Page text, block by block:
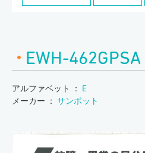
EWH-462GPSA
アルファベット ：
E
メーカー ： サンポット